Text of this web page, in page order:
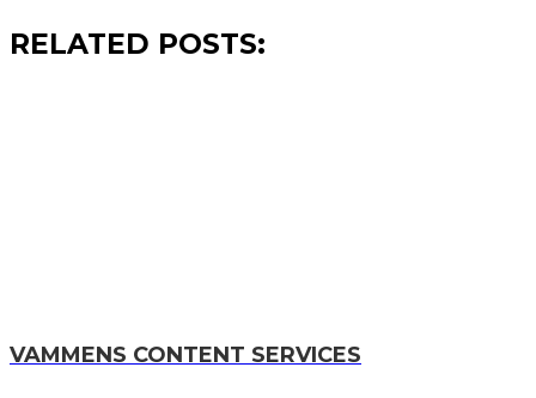
RELATED POSTS:
VAMMENS CONTENT SERVICES